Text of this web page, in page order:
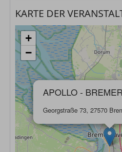
KARTE DER
APOLLO -
Georgstraße 73, 27570
+
−